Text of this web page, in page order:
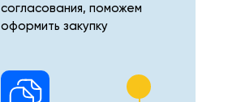
согласования, поможем
оформить закупку